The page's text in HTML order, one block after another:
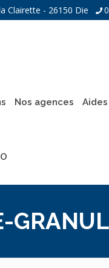
Clairette - 26150 Die
Nos agences